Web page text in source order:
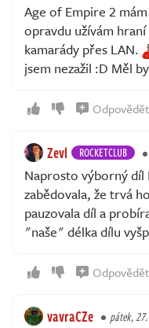
Age of Empire 2
opravdu užívám
kamarády přes LAN.
jsem nezažil :D Měl
Odpovědět
Zevl ROCKETCLUB
Naprosto výborný díl
zabědovala, že trvá
pauzovala díl a
"naše" délka dílu
Odpovědět
vavraCZe pátek,